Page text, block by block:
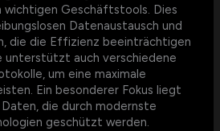
wichtigen Geschäftstools. Dies
Datenaustausch und
die die Effizienz beeinträchtigen
unterstützt auch verschiedene
um eine maximale
Ein besonderer Fokus liegt
die durch modernste
geschützt werden.